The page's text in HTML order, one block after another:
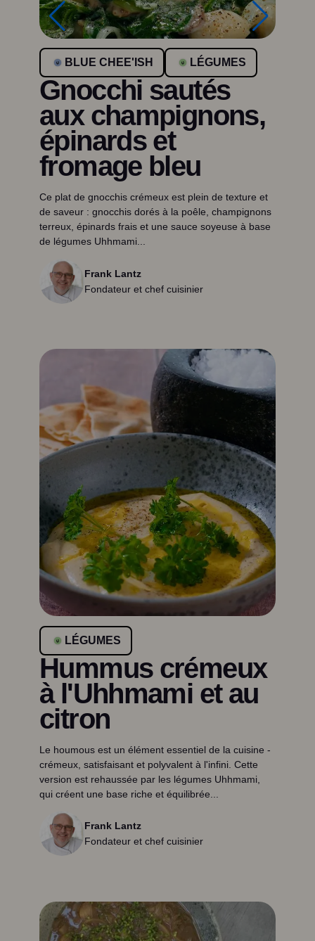
BLUE CHEE'ISH LÉGUMES
Gnocchi sautés
aux champignons,
épinards et
fromage bleu
Ce plat de gnocchis crémeux est plein de texture et
de saveur : gnocchis dorés à la poêle, champignons
terreux, épinards frais et une sauce soyeuse à base
de légumes Uhhmami...
Frank Lantz
Fondateur et chef cuisinier
LÉGUMES
Hummus crémeux
à l'Uhhmami et au
citron
Le houmous est un élément essentiel de la cuisine -
crémeux, satisfaisant et polyvalent à l'infini. Cette
version est rehaussée par les légumes Uhhmami,
qui créent une base riche et équilibrée...
Frank Lantz
Fondateur et chef cuisinier